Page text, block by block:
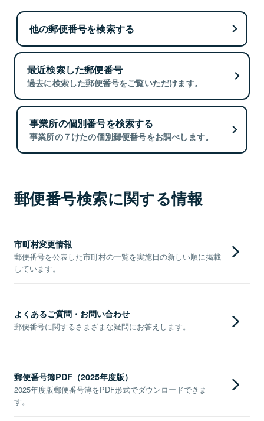
他の郵便番号を検索する
最近検索した郵便番号
過去に検索した郵便番号をご覧いただけます。
事業所の個別番号を検索する
事業所の７けたの個別郵便番号をお調べします。
郵便番号検索に関する情報
市町村変更情報
郵便番号を公表した市町村の一覧を実施日の新しい順に掲載
しています。
よくあるご質問・お問い合わせ
郵便番号に関するさまざまな疑問にお答えします。
郵便番号簿PDF（2025年度版）
2025年度版郵便番号簿をPDF形式でダウンロードできま
す。